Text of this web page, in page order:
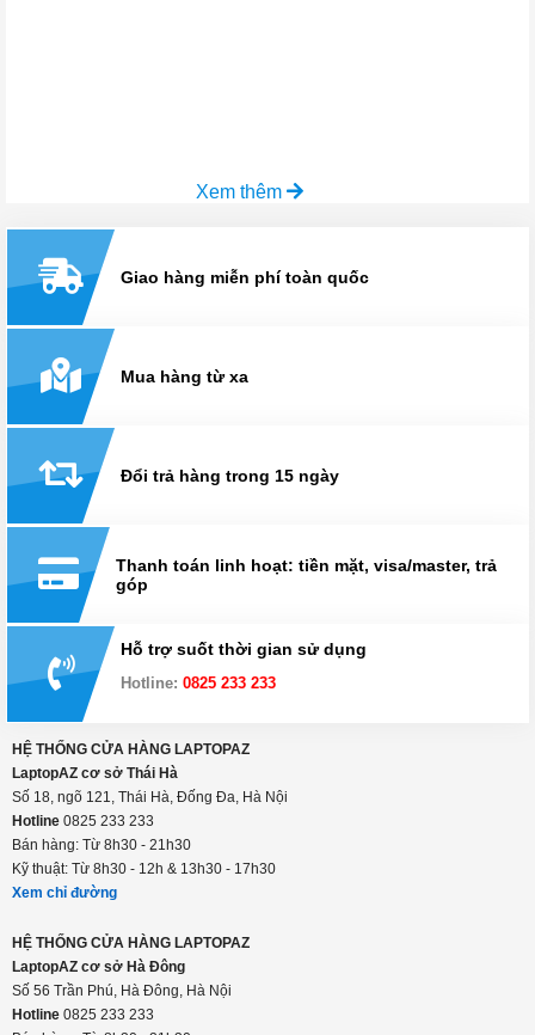
Đổi trả hàng trong 15 ngày
góp
Hỗ trợ suốt thời gian sử dụng
Hotline:0825 233 233
LaptopAZ cơ sở Thái Hà
Số 18, ngõ 121, Thái Hà, Đống Đa, Hà Nội
Hotline0825 233 233
Bán hàng: Từ 8h30 - 21h30
Kỹ thuật: Từ 8h30 - 12h & 13h30 - 17h30